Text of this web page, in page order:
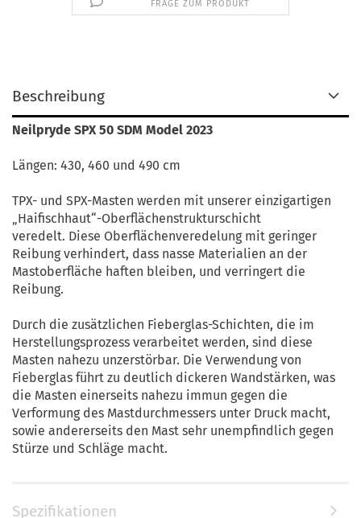
FRAGE ZUM PRODUKT
Beschreibung
Neilpryde SPX 50 SDM Model 2023
Längen: 430, 460 und 490 cm
TPX- und SPX-Masten werden mit unserer einzigartigen
„Haifischhaut“-Oberflächenstrukturschicht
veredelt. Diese Oberflächenveredelung mit geringer
Reibung verhindert, dass nasse Materialien an der
Mastoberfläche haften bleiben, und verringert die
Reibung.
Durch die zusätzlichen Fieberglas-Schichten, die im
Herstellungsprozess verarbeitet werden, sind diese
Masten nahezu unzerstörbar. Die Verwendung von
Fieberglas führt zu deutlich dickeren Wandstärken, was
die Masten einerseits nahezu immun gegen die
Verformung des Mastdurchmessers unter Druck macht,
sowie andererseits den Mast sehr unempfindlich gegen
Stürze und Schläge macht.
Spezifikationen